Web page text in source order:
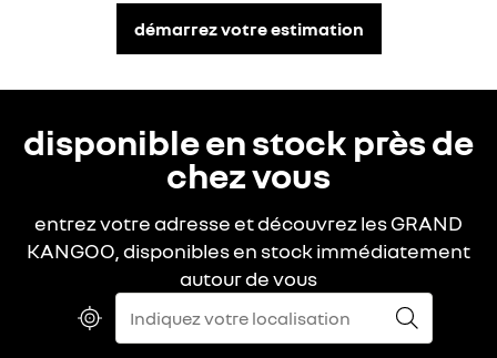
démarrez votre estimation
disponible en stock près de
chez vous
entrez votre adresse et découvrez les GRAND
KANGOO, disponibles en stock immédiatement
autour de vous